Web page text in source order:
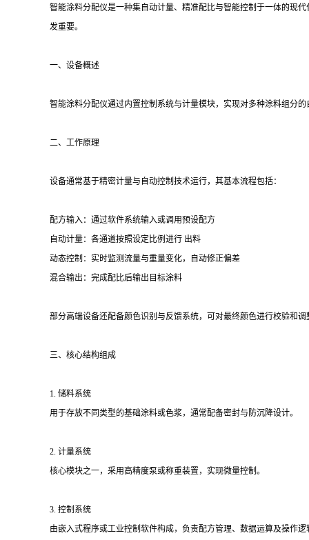
智能涂料分配仪是一种集自动计量、精准配比与智能控制于一体的现
发重要。
一、设备概述
智能涂料分配仪通过内置控制系统与计量模块，实现对多种涂料组分
二、工作原理
设备通常基于精密计量与自动控制技术运行，其基本流程包括：
配方输入：通过软件系统输入或调用预设配方
自动计量：各通道按照设定比例进行 出料
动态控制：实时监测流量与重量变化，自动修正偏差
混合输出：完成配比后输出目标涂料
部分高端设备还配备颜色识别与反馈系统，可对最终颜色进行校验和调
三、核心结构组成
1. 储料系统
用于存放不同类型的基础涂料或色浆，通常配备密封与防沉降设计。
2. 计量系统
核心模块之一，采用高精度泵或称重装置，实现微量控制。
3. 控制系统
由嵌入式程序或工业控制软件构成，负责配方管理、数据运算及操作逻